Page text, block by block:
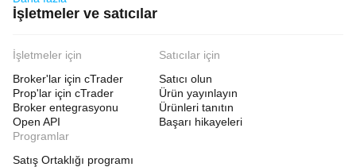
İşletmeler ve satıcılar
İşletmeler için
Broker'lar için cTrader
Prop'lar için cTrader
Broker entegrasyonu
Open API
Satıcılar için
Satıcı olun
Ürün yayınlayın
Ürünleri tanıtın
Başarı hikayeleri
Programlar
Satış Ortaklığı programı